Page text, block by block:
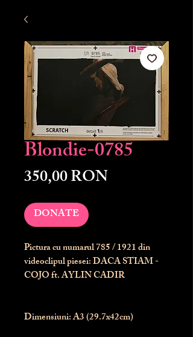
Blondie-0785
350,00 RONPreț
DONATE
Pictura cu numarul785/ 1921 din
videoclipul piesei: DACA STIAM -
COJO ft. AYLIN CADIR
Dimensiuni: A3 (29.7x42cm)